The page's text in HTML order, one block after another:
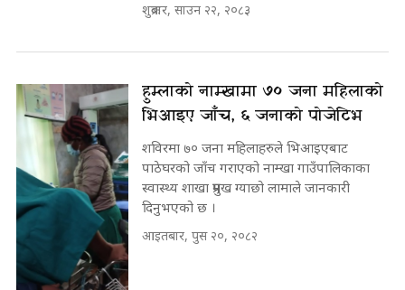
शुक्रबार, साउन २२, २०८३
हुम्लाको नाम्खामा ७० जना महिलाको
भिआइए जाँच, ६ जनाको पोजेटिभ
शविरमा ७० जना महिलाहरुले भिआइएबाट
पाठेघरको जाँच गराएको नाम्खा गाउँपालिकाका
स्वास्थ्य शाखा प्रमुख ग्याछो लामाले जानकारी
दिनुभएको छ ।
आइतबार, पुस २०, २०८२